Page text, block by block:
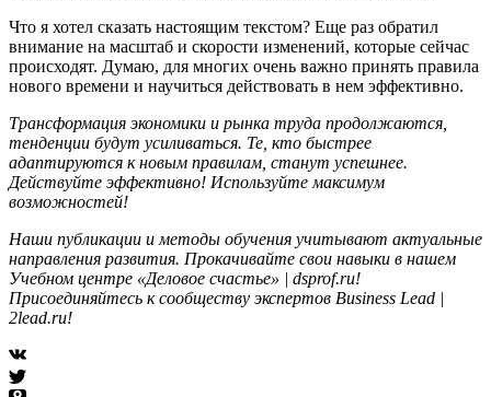
Что я хотел сказать настоящим текстом? Еще раз обратил
внимание на масштаб и скорости изменений, которые сейчас
происходят. Думаю, для многих очень важно принять правила
нового времени и научиться действовать в нем эффективно.
Трансформация экономики и рынка труда продолжаются,
тенденции будут усиливаться. Те, кто быстрее
адаптируются к новым правилам, станут успешнее.
Действуйте эффективно! Используйте максимум
возможностей!
Наши публикации и методы обучения учитывают актуальные
направления развития. Прокачивайте свои навыки в нашем
Учебном центре «Деловое счастье» | dsprof.ru!
Присоединяйтесь к сообществу экспертов Business Lead |
2lead.ru!